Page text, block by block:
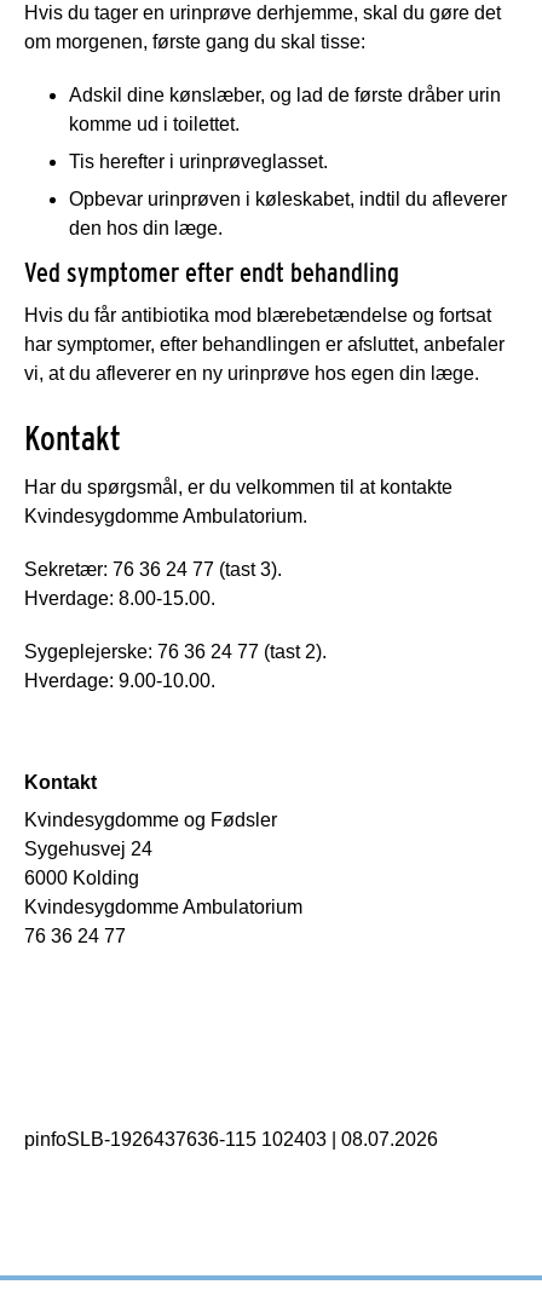
Hvis du tager en urinprøve derhjemme, skal du gøre det
om morgenen, første gang du skal tisse:
Adskil dine kønslæber, og lad de første dråber urin
komme ud i toilettet.
Tis herefter i urinprøveglasset.
Opbevar urinprøven i køleskabet, indtil du afleverer
den hos din læge.
Ved symptomer efter endt behandling
Hvis du får antibiotika mod blærebetændelse og fortsat
har symptomer, efter behandlingen er afsluttet, anbefaler
vi, at du afleverer en ny urinprøve hos egen din læge.
Kontakt
Har du spørgsmål, er du velkommen til at kontakte
Kvindesygdomme Ambulatorium.
Sekretær: 76 36 24 77 (tast 3).
Hverdage: 8.00-15.00.
Sygeplejerske: 76 36 24 77 (tast 2).
Hverdage: 9.00-10.00.
Kontakt
Kvindesygdomme og Fødsler
Sygehusvej 24
6000 Kolding
Kvindesygdomme Ambulatorium
76 36 24 77
pinfoSLB-1926437636-115 102403 08.07.2026